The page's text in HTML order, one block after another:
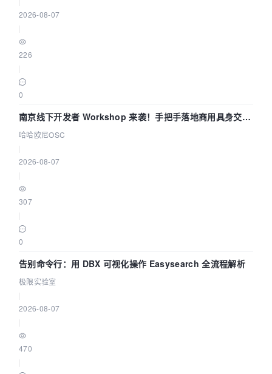
2026-08-07
226
0
南京线下开发者 Workshop 来袭！手把手落地商用具身交互
智能 Agent 应用
哈哈欧尼OSC
2026-08-07
307
0
告别命令行：用 DBX 可视化操作 Easysearch 全流程解析
极限实验室
2026-08-07
470